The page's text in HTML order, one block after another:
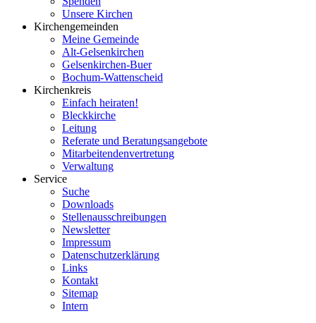
Unsere Kirchen
Kirchengemeinden
Meine Gemeinde
Alt-Gelsenkirchen
Gelsenkirchen-Buer
Bochum-Wattenscheid
Kirchenkreis
Einfach heiraten!
Bleckkirche
Leitung
Referate und Beratungsangebote
Mitarbeitendenvertretung
Verwaltung
Service
Suche
Downloads
Stellenausschreibungen
Newsletter
Impressum
Datenschutzerklärung
Links
Kontakt
Sitemap
Intern